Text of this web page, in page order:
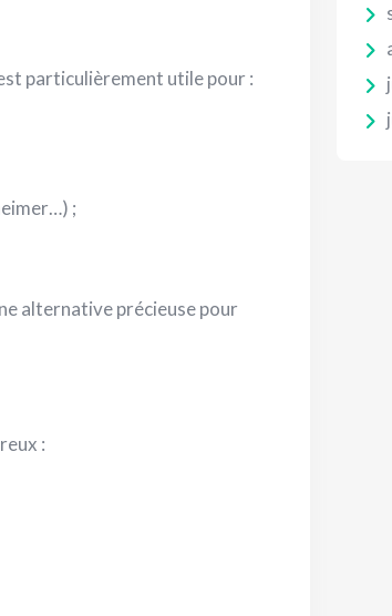
particulièrement utile pour :
;
alternative précieuse pour
: